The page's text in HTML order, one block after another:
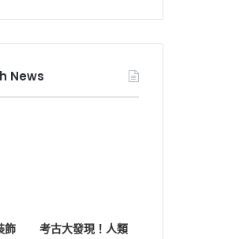
News
飾
考古大發現！人類